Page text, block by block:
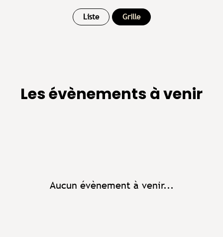
Liste Grille
Les évènements à venir
Aucun évènement à venir...